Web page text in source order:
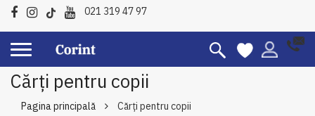
021 319 47 97
Cărți pentru copii
Pagina principală Cărți pentru copii